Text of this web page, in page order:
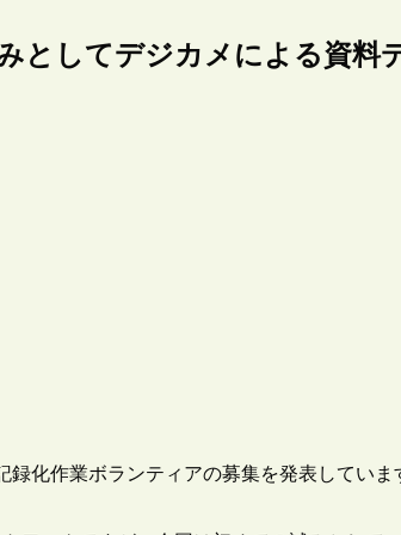
としてデジカメによる資料
化作業ボランティアの募集を発表していま